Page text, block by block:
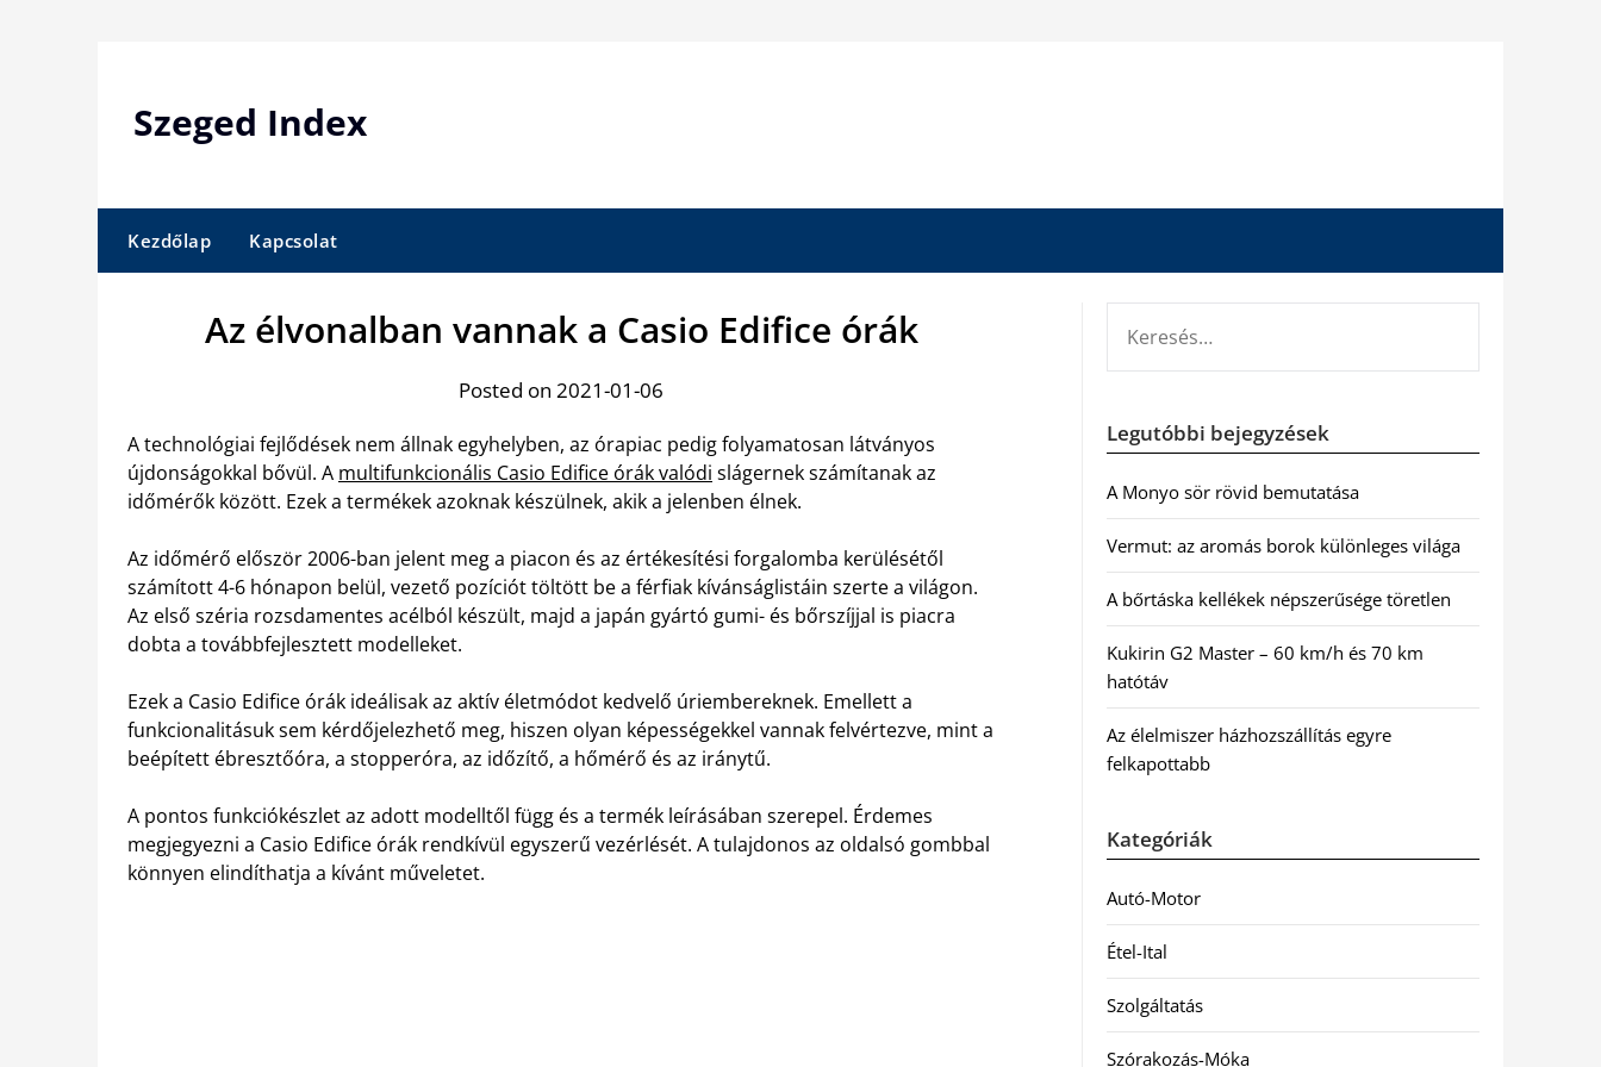
Szeged Index
Kezdőlap Kapcsolat
Az élvonalban vannak a Casio Edifice órák
Posted on 2021-01-06
A technológiai fejlődések nem állnak egyhelyben, az órapiac pedig folyamatosan látványos
újdonságokkal bővül. A multifunkcionális Casio Edifice órák valódi slágernek számítanak az
időmérők között. Ezek a termékek azoknak készülnek, akik a jelenben élnek.
Az időmérő először 2006-ban jelent meg a piacon és az értékesítési forgalomba kerülésétől
számított 4-6 hónapon belül, vezető pozíciót töltött be a férfiak kívánságlistáin szerte a világon.
Az első széria rozsdamentes acélból készült, majd a japán gyártó gumi- és bőrszíjjal is piacra
dobta a továbbfejlesztett modelleket.
Ezek a Casio Edifice órák ideálisak az aktív életmódot kedvelő úriembereknek. Emellett a
funkcionalitásuk sem kérdőjelezhető meg, hiszen olyan képességekkel vannak felvértezve, mint a
beépített ébresztőóra, a stopperóra, az időzítő, a hőmérő és az iránytű.
A pontos funkciókészlet az adott modelltől függ és a termék leírásában szerepel. Érdemes
megjegyezni a Casio Edifice órák rendkívül egyszerű vezérlését. A tulajdonos az oldalsó gombbal
könnyen elindíthatja a kívánt műveletet.
Legutóbbi bejegyzések
A Monyo sör rövid bemutatása
Vermut: az aromás borok különleges világa
A bőrtáska kellékek népszerűsége töretlen
Kukirin G2 Master – 60 km/h és 70 km
hatótáv
Az élelmiszer házhozszállítás egyre
felkapottabb
Kategóriák
Autó-Motor
Étel-Ital
Szolgáltatás
Szórakozás-Móka